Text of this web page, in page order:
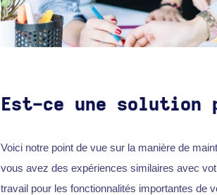
Est-ce une solution
Voici notre point de vue sur la manière de
vous avez des expériences similaires avec
travail pour les fonctionnalités importantes de